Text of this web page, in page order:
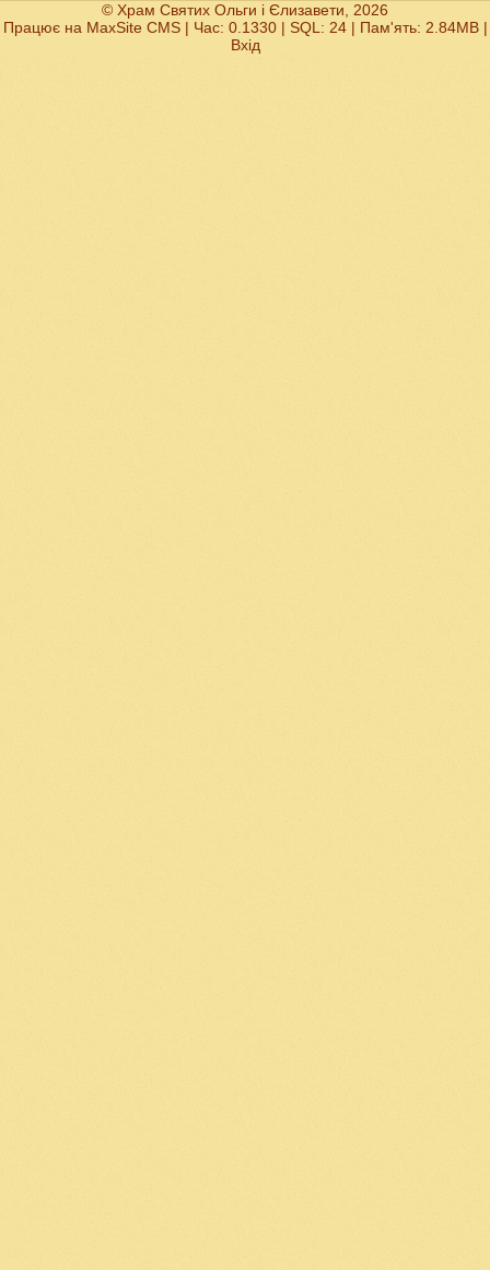
© Храм Святих Ольги і Єлизавети, 2026
Працює на MaxSite CMS| Час: 0.1330 | SQL: 24 | Пам'ять: 2.84MB|
Вхід